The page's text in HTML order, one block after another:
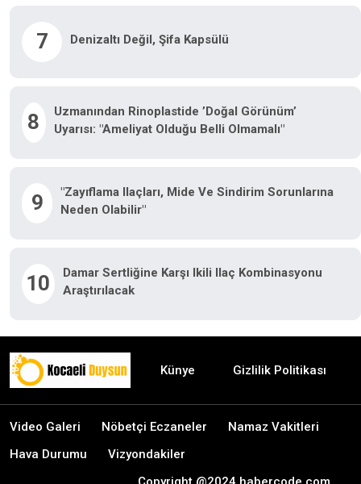
7 Denizaltı Değil, Şifa Kapsülü
8
Uzmanından Rinoplastide ’doğal Görünüm’
Uyarısı: "Ameliyat Olduğu Belli Olmamalı"
9
"Zayıflama Ilaçları, Mide Ve Sindirim Sorunlarına
Neden Olabilir"
10
Damar Sertliğine Karşı Ikili Ilaç Kombinasyonu
Araştırılacak
Künye Gizlilik Politikası
Video Galeri Nöbetçi Eczaneler
Namaz Vakitleri
Hava Durumu
Vizyondakiler